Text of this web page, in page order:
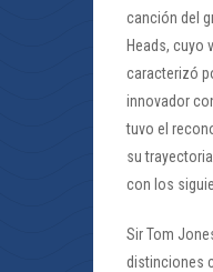
canción del
Heads, cuyo
caracterizó
innovador
tuvo el
su
con los
Sir Tom
distinciones